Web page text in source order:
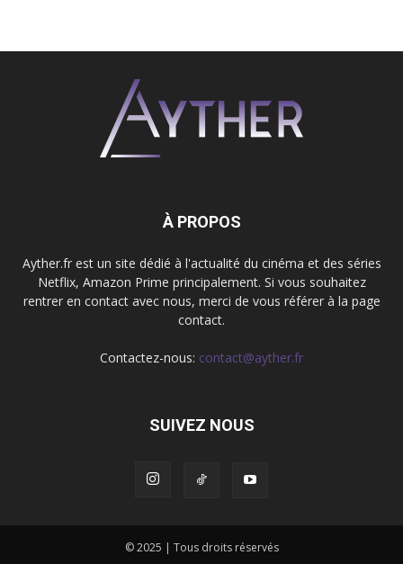
À PROPOS
Ayther.fr est un site dédié à l'actualité du cinéma et des séries
Netflix, Amazon Prime principalement. Si vous souhaitez
rentrer en contact avec nous, merci de vous référer à la page
contact.
Contactez-nous: contact@ayther.fr
SUIVEZ NOUS
© 2025 | Tous droits réservés